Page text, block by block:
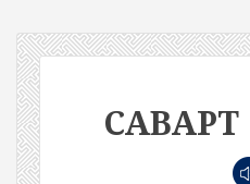
САВАРТ